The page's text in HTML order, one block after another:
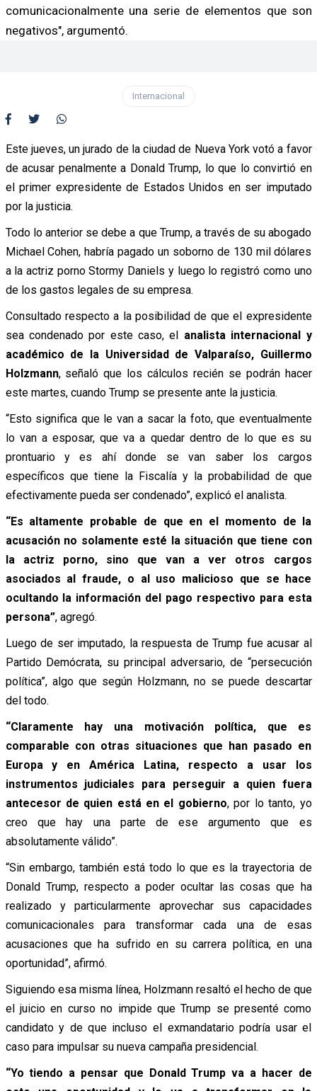
comunicacionalmente una serie de elementos que son
negativos", argumentó.
Internacional
Este jueves, un jurado de la ciudad de Nueva York votó a favor
de acusar penalmente a Donald Trump, lo que lo convirtió en
el primer expresidente de Estados Unidos en ser imputado
por la justicia.
Todo lo anterior se debe a que Trump, a través de su abogado
Michael Cohen, habría pagado un soborno de 130 mil dólares
a la actriz porno Stormy Daniels y luego lo registró como uno
de los gastos legales de su empresa.
Consultado respecto a la posibilidad de que el expresidente
sea condenado por este caso, el analista internacional y
académico de la Universidad de Valparaíso, Guillermo
Holzmann, señaló que los cálculos recién se podrán hacer
este martes, cuando Trump se presente ante la justicia.
“Esto significa que le van a sacar la foto, que eventualmente
lo van a esposar, que va a quedar dentro de lo que es su
prontuario y es ahí donde se van saber los cargos
específicos que tiene la Fiscalía y la probabilidad de que
efectivamente pueda ser condenado”, explicó el analista.
“Es altamente probable de que en el momento de la
acusación no solamente esté la situación que tiene con
la actriz porno, sino que van a ver otros cargos
asociados al fraude, o al uso malicioso que se hace
ocultando la información del pago respectivo para esta
persona”, agregó.
Luego de ser imputado, la respuesta de Trump fue acusar al
Partido Demócrata, su principal adversario, de “persecución
política”, algo que según Holzmann, no se puede descartar
del todo.
“Claramente hay una motivación política, que es
comparable con otras situaciones que han pasado en
Europa y en América Latina, respecto a usar los
instrumentos judiciales para perseguir a quien fuera
antecesor de quien está en el gobierno, por lo tanto, yo
creo que hay una parte de ese argumento que es
absolutamente válido”.
“Sin embargo, también está todo lo que es la trayectoria de
Donald Trump, respecto a poder ocultar las cosas que ha
realizado y particularmente aprovechar sus capacidades
comunicacionales para transformar cada una de esas
acusaciones que ha sufrido en su carrera política, en una
oportunidad”, afirmó.
Siguiendo esa misma línea, Holzmann resaltó el hecho de que
el juicio en curso no impide que Trump se presenté como
candidato y de que incluso el exmandatario podría usar el
caso para impulsar su nueva campaña presidencial.
“Yo tiendo a pensar que Donald Trump va a hacer de